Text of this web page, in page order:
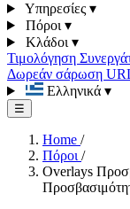
Υπηρεσίες ▾
Πόροι ▾
Κλάδοι ▾
Τιμολόγηση
Δωρεάν σάρωση
Ελληνικά ▾
☰
Home /
Πόροι /
Overlays